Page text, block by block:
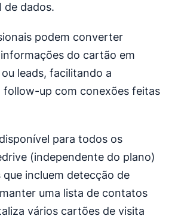
de dados.
podem converter
do cartão em
leads, facilitando a
follow-up com conexões feitas
para todos os
(independente do plano)
que incluem detecção de
uma lista de contatos
vários cartões de visita